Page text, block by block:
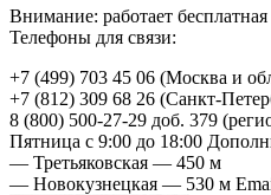
Внимание: работает
Телефоны для связи:
+7 (499) 703 45 06 (Москва и
+7 (812) 309 68 26 (Санкт-
8 (800) 500-27-29 доб. 379
Пятница с 9:00 до 18:00
— Третьяковская — 450 м
— Новокузнецкая — 530 м